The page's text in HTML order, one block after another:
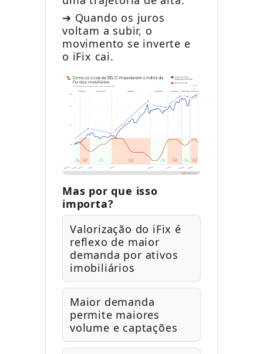
➔ Quando os juros
voltam a subir, o
movimento se inverte e
o iFix cai.
Mas por que isso
importa?
Valorização do iFix é
reflexo de maior
demanda por ativos
imobiliários
Maior demanda
permite maiores
volume e captações